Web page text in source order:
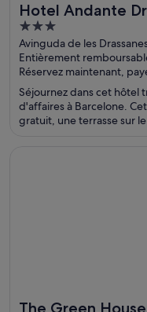
Hotel Andante
3
out
of
5
Avinguda de les
Entièrement
Réservez maintenant,
Séjournez dans cet hôtel
d'affaires à Barcelone.
gratuit, une terrasse sur
The Green House